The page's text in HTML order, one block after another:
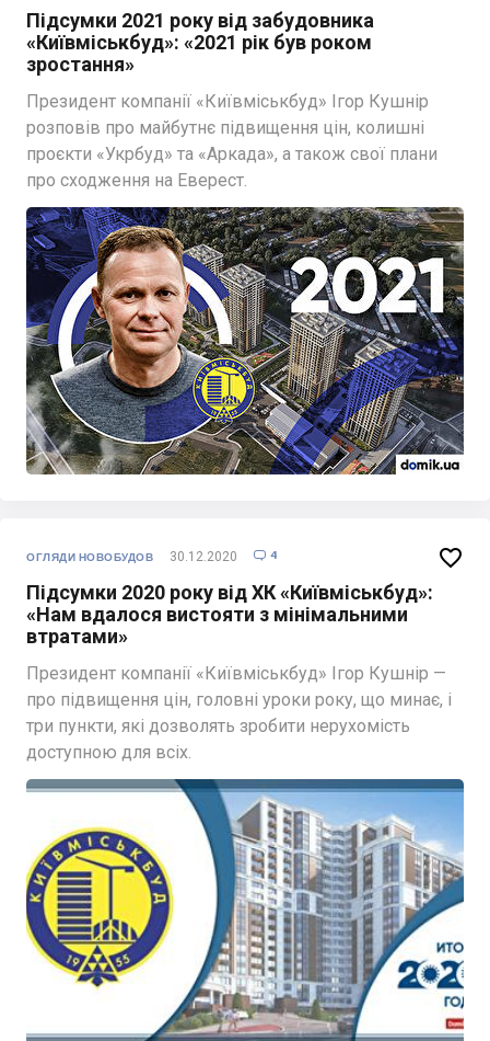
Підсумки 2021 року від забудовника
«Київміськбуд»: «2021 рік був роком
зростання»
Президент компанії «Київміськбуд» Ігор Кушнір
розповів про майбутнє підвищення цін, колишні
проєкти «Укрбуд» та «Аркада», а також свої плани
про сходження на Еверест.
ОГЛЯДИ НОВОБУДОВ 30.12.2020  4
Підсумки 2020 року від ХК «Київміськбуд»:
«Нам вдалося вистояти з мінімальними
втратами»
Президент компанії «Київміськбуд» Ігор Кушнір —
про підвищення цін, головні уроки року, що минає, і
три пункти, які дозволять зробити нерухомість
доступною для всіх.
